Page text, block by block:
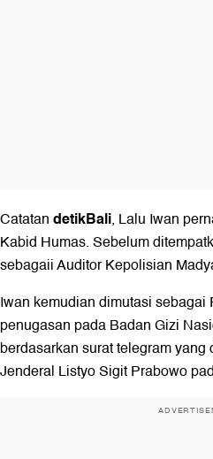
CatatandetikBali, Lalu Iwan
Kabid Humas. Sebelum
sebagaii Auditor Kepolisian
Iwan kemudian dimutasi
penugasan pada Badan Gizi
berdasarkan surat telegram
Jenderal Listyo Sigit Prabowo